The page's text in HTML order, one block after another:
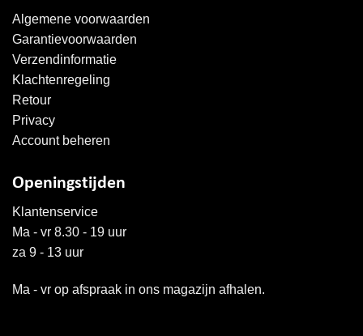
Algemene voorwaarden
Garantievoorwaarden
Verzendinformatie
Klachtenregeling
Retour
Privacy
Account beheren
Openingstijden
Klantenservice
Ma - vr 8.30 - 19 uur
za 9 - 13 uur
Ma - vr op afspraak in ons magazijn afhalen.